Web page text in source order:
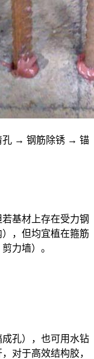
→ 钢筋除锈 → 锚
基材上存在受力钢
，但均宜植在箍筋
力墙）。
孔），也可用水钻
对于高效结构胶，